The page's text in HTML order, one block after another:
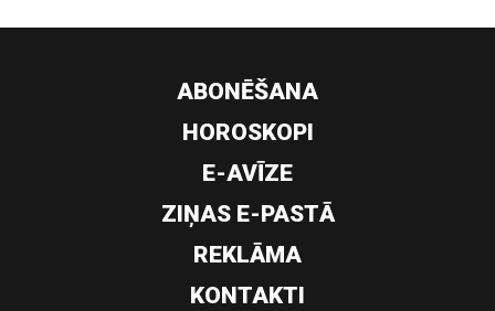
ABONĒŠANA
HOROSKOPI
E-AVĪZE
ZIŅAS E-PASTĀ
REKLĀMA
KONTAKTI